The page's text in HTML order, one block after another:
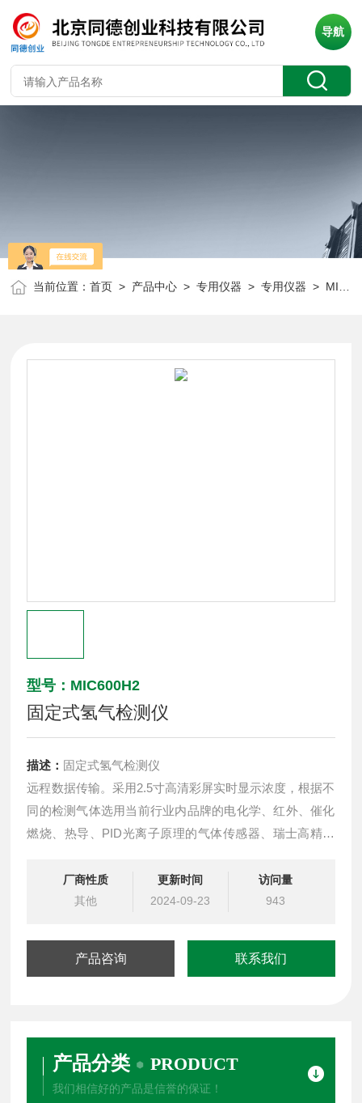
导航
当前位置：首页 > 产品中心 >专用仪器 >专用仪器 > MIC600H2固定式氢气检测仪
型号：MIC600H2
固定式氢气检测仪
描述： 固定式氢气检测仪
远程数据传输。采用2.5寸高清彩屏实时显示浓度，根据不
同的检测气体选用当前行业内品牌的电化学、红外、催化
燃烧、热导、PID光离子原理的气体传感器、瑞士高精度
厂商性质
其他
更新时间
2024-09-23
访问量
943
产品咨询 联系我们
产品分类 PRODUCT
我们相信好的产品是信誉的保证！